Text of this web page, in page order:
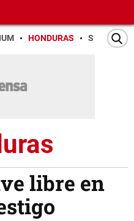
HONDURAS SAN PEDRO
libre en